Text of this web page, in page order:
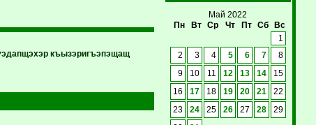
къызэригъэпэщащ
Май 2022
Пн
Вт Ср Чт Пт Сб
Вс
1
2
3 4 5 6 7 8
9 10 11 12 13 14 15
16 17 18 19 20 21 22
23 24 25 26 27 28 29